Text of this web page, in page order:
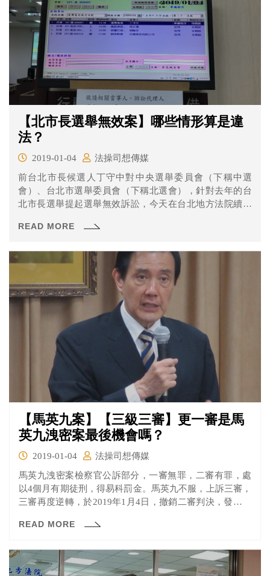
【北市長選舉無效案】哪些情形算是違
法？
2019-01-04
法操司想傳媒
前台北市長候選人丁守中對中央選舉委員會（下稱中選
會）、台北市選舉委員會（下稱北選會），針對去年的台
北市長選舉提起選舉無效訴訟，今天在台北地方法院續行
爭執和不爭執事項的確認與表示意見，到底雙方有爭議的
READ MORE
【馬英九案】【三級三審】更一審是馬
英九洩密案最後機會嗎？
2019-01-04
法操司想傳媒
馬英九洩密案檢察官公訴部分，一審無罪，二審有罪，處
以4個月有期徒刑，得易科罰金。馬英九不服，上訴三審，
三審再度逆轉，於2019年1月4日，撤銷二審判決，發回更
正有期待；柯建銘則對外表示，最高法院自我矮化、濫權
時能夠贏得勝利。
READ MORE